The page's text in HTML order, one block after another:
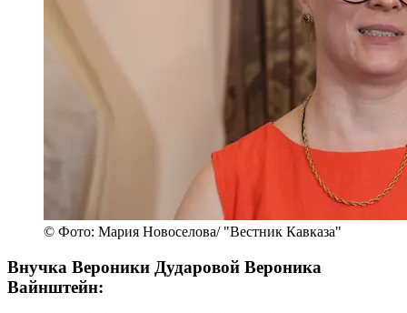
© Фото: Мария Новоселова/ "Вестник Кавказа"
Внучка Вероники Дударовой Вероника
Вайнштейн: